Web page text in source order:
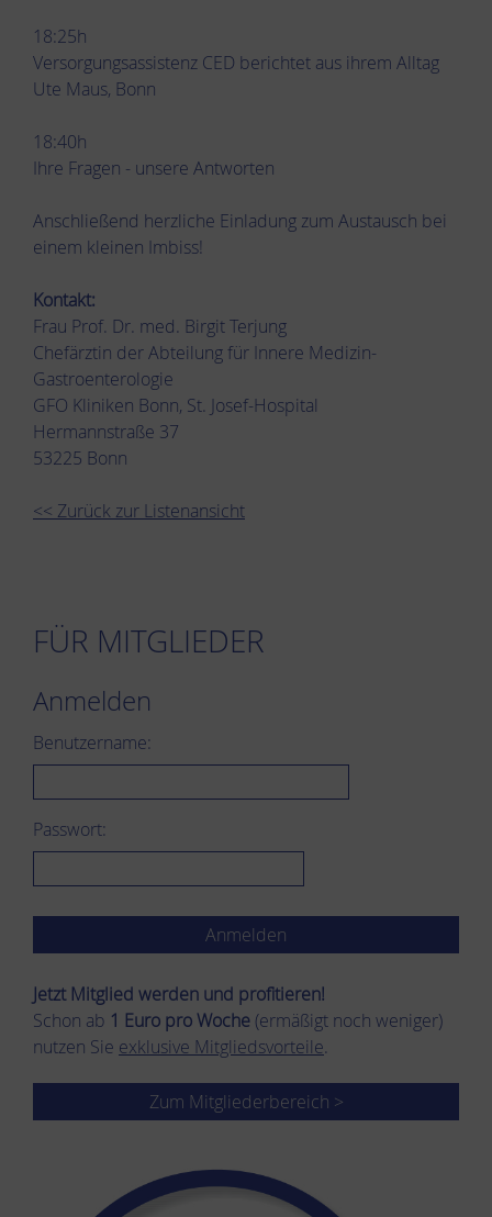
18:25h
Versorgungsassistenz CED berichtet aus ihrem Alltag
Ute Maus, Bonn
18:40h
Ihre Fragen - unsere Antworten
Anschließend herzliche Einladung zum Austausch bei
einem kleinen Imbiss!
Kontakt:
Frau Prof. Dr. med. Birgit Terjung
Chefärztin der Abteilung für Innere Medizin-
Gastroenterologie
GFO Kliniken Bonn, St. Josef-Hospital
Hermannstraße 37
53225 Bonn
<< Zurück zur Listenansicht
FÜR MITGLIEDER
Anmelden
Benutzername:
Passwort:
Jetzt Mitglied werden und pro­fi­tie­ren!
Schon ab 1 Euro pro Woche (ermäßigt noch weniger)
nutzen Sie exklusive Mitgliedsvorteile.
Zum Mitgliederbereich >